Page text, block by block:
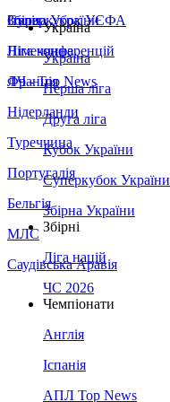
Збірна України
Італія
Німеччина
Франція
Нідерланди
Туреччина
Португалія
Бельгія
МЛС
Саудівська Аравія
Суперкубок УЄФА
Ліга конференцій
ЛЧ - Top News
Україна
Україна
Перша ліга
Друга ліга
Кубок України
Суперкубок України
Збірна України
Збірні
Ліга націй
ЧС 2026
Чемпіонати
Англія
Іспанія
АПЛ Top News